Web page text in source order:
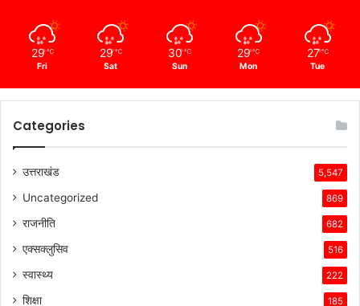
29 ℃
Fri
29 ℃
Sat
30 ℃
Sun
29 ℃
Mon
27 ℃
Tue
Categories
उत्तराखंड 5,547
Uncategorized 869
राजनीति 682
एक्सक्लुसिव 516
स्वास्थ्य 222
शिक्षा 185